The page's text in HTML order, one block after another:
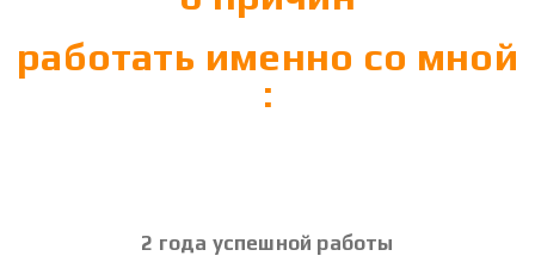
работать именно со мной
:
2 года успешной работы